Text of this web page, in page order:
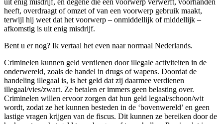
uit enig misdrijf, én degene die een voorwerp verwerft, voorhanden
heeft, overdraagt of omzet of van een voorwerp gebruik maakt,
terwijl hij weet dat het voorwerp – onmiddellijk of middellijk –
afkomstig is uit enig misdrijf.
Bent u er nog? Ik vertaal het even naar normaal Nederlands.
Criminelen kunnen geld verdienen door illegale activiteiten in de
onderwereld, zoals de handel in drugs of wapens. Doordat de
handeling illegaal is, is het geld dat zij daarmee verdienen
illegaal/vies/zwart. Ze betalen er immers geen belasting over.
Criminelen willen ervoor zorgen dat hun geld legaal/schoon/wit
wordt, zodat ze het kunnen besteden in de ‘bovenwereld’ en geen
lastige vragen krijgen van de fiscus. Dit kunnen ze bereiken door de